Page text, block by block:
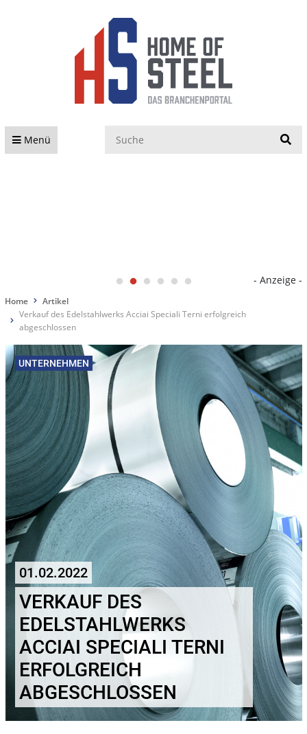
Menü
- Anzeige -
Home
Artikel
Verkauf des Edelstahlwerks Acciai Speciali Terni erfolgreich
abgeschlossen
UNTERNEHMEN
01.02.2022
VERKAUF DES
EDELSTAHLWERKS
ACCIAI SPECIALI TERNI
ERFOLGREICH
ABGESCHLOSSEN